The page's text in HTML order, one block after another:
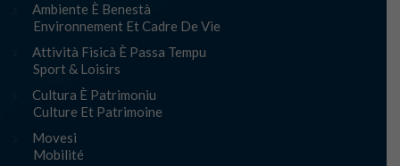
Ambiente È Benestà
Environnement Et Cadre De Vie
Attività Fisicà È Passa Tempu
Sport & Loisirs
Cultura È Patrimoniu
Culture Et Patrimoine
Movesi
Mobilité